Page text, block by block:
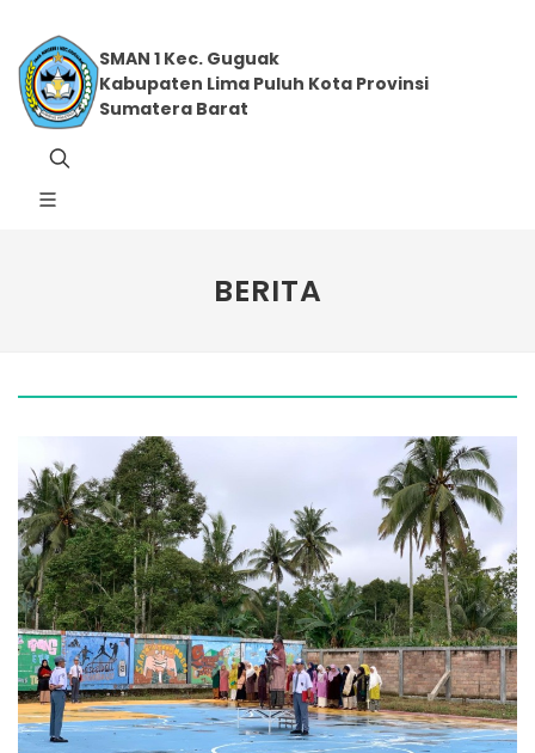
SMAN 1 Kec. Guguak
Kabupaten Lima Puluh Kota Provinsi
Sumatera Barat
BERITA